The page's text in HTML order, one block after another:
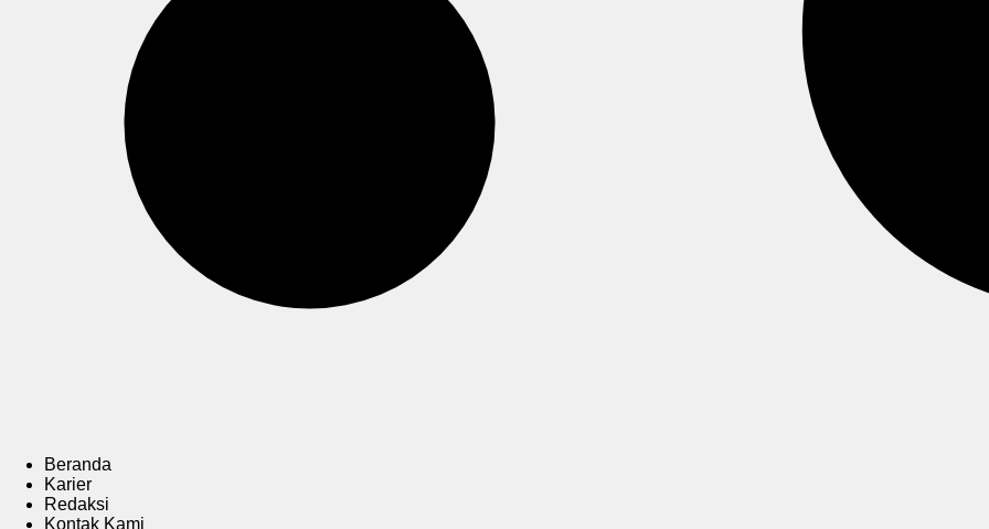
Beranda
Karier
Redaksi
Kontak Kami